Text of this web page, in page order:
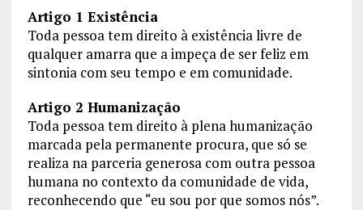
Artigo 1 Existência
Toda pessoa tem direito à existência livre de
qualquer amarra que a impeça de ser feliz em
sintonia com seu tempo e em comunidade.
Artigo 2 Humanização
Toda pessoa tem direito à plena humanização
marcada pela permanente procura, que só se
realiza na parceria generosa com outra pessoa
humana no contexto da comunidade de vida,
reconhecendo que “eu sou por que somos nós”.